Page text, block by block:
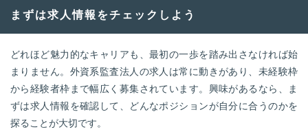
まずは求人情報をチェックしよう
どれほど魅力的なキャリアも、最初の一歩を踏み出さなければ始
まりません。外資系監査法人の求人は常に動きがあり、未経験枠
から経験者枠まで幅広く募集されています。興味があるなら、ま
ずは求人情報を確認して、どんなポジションが自分に合うのかを
探ることが大切です。